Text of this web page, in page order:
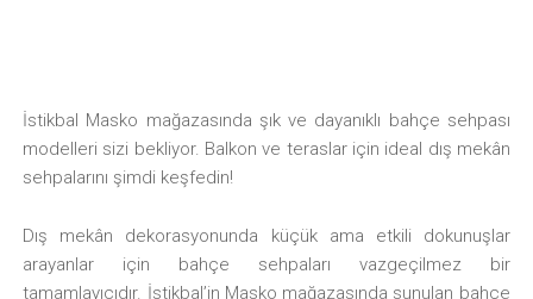
İstikbal Masko mağazasında şık ve dayanıklı bahçe sehpası
modelleri sizi bekliyor. Balkon ve teraslar için ideal dış mekân
sehpalarını şimdi keşfedin!
Dış mekân dekorasyonunda küçük ama etkili dokunuşlar
arayanlar için bahçe sehpaları vazgeçilmez bir
tamamlayıcıdır. İstikbal’in Masko mağazasında sunulan bahçe